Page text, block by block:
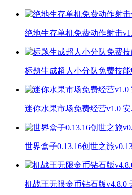
绝地生存单机免费动作射击
标题生成超人小分队免费技
迷你水果市场免费经营v1.0 安
世界盒子0.13.16创世之旅
机战王无限金币钻石版v4.8.0